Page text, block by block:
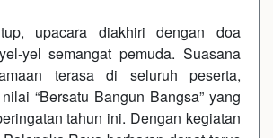
upacara diakhiri dengan doa
yel semangat pemuda. Suasana
terasa di seluruh peserta,
“Bersatu Bangun Bangsa” yang
tahun ini. Dengan kegiatan